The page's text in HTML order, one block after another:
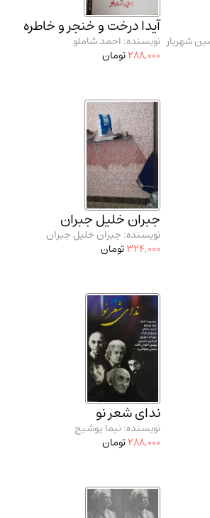
ارشد کتاب‌های..(2)
شهریار
آیدا درخت و خنجر و خاطره
نویسنده: احمد شاملو
288,000تومان
جبران خلیل جبران
نویسنده: جبران خلیل جبران
324,000تومان
ندای شعر نو
نویسنده: نیما یوشیج
288,000تومان